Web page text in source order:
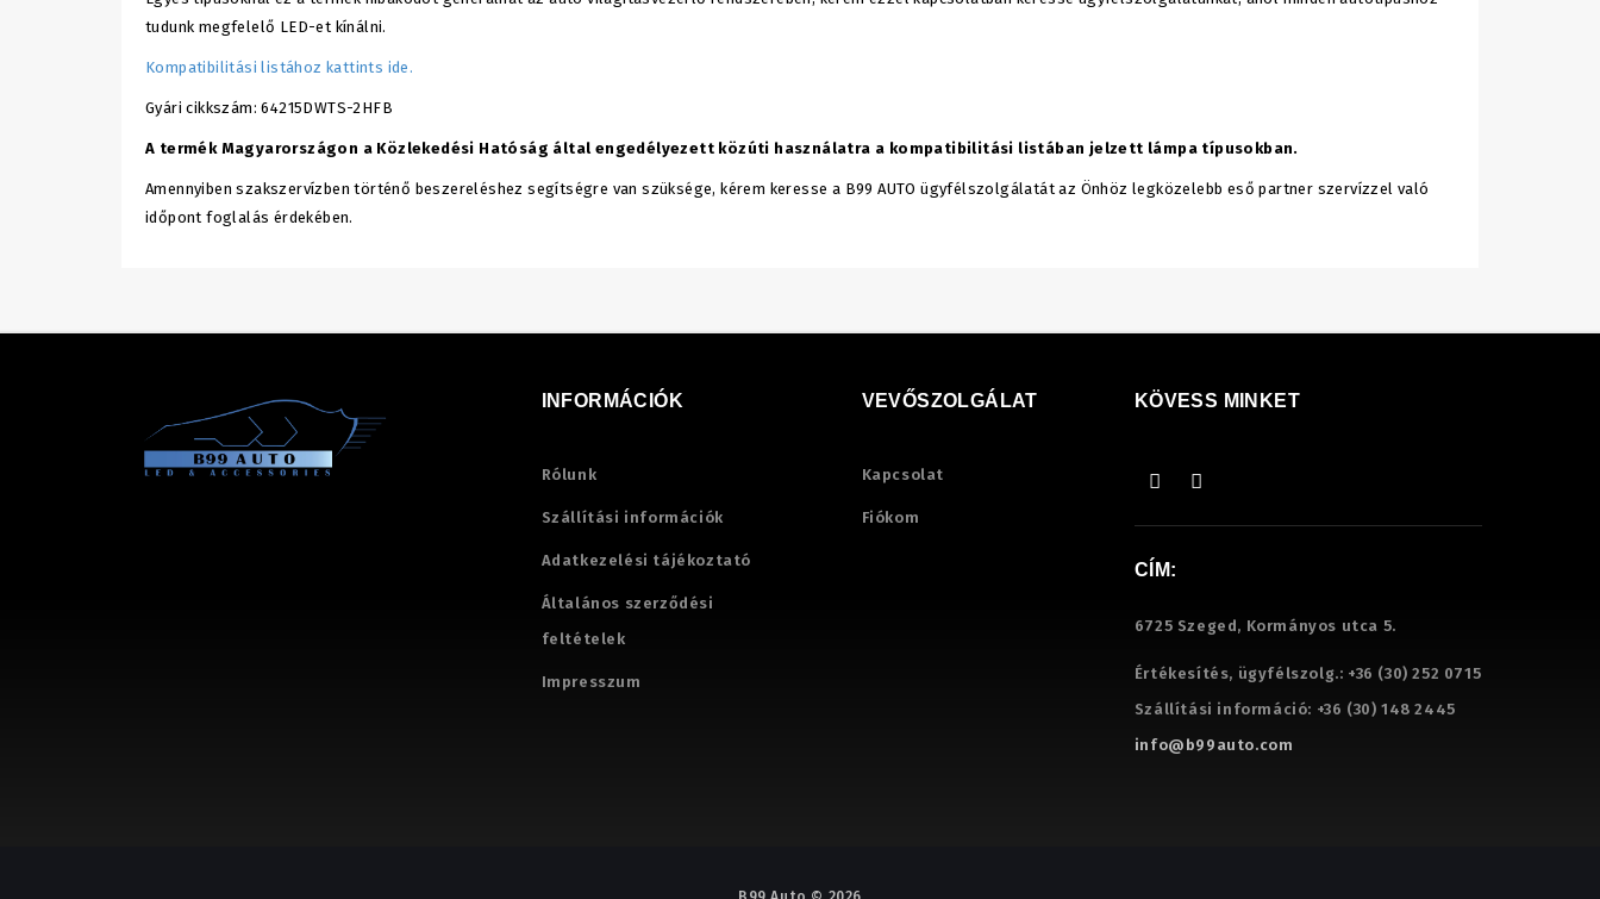
tudunk megfelelő LED-et kínálni.
Kompatibilitási listához kattints ide.
Gyári cikkszám: 64215DWTS-2HFB
A termék Magyarországon a Közlekedési Hatóság által engedélyezett közúti használatra a kompatibilitási listában jelzett lámpa típusokban.
Amennyiben szakszervízben történő beszereléshez segítségre van szüksége, kérem keresse a B99 AUTO ügyfélszolgálatát az Önhöz legközelebb eső partner szervízzel való
időpont foglalás érdekében.
INFORMÁCIÓK
Rólunk
Szállítási információk
Adatkezelési tájékoztató
Általános szerződési
feltételek
Impresszum
VEVŐSZOLGÁLAT
Kapcsolat
Fiókom
KÖVESS MINKET
CÍM:
6725 Szeged, Kormányos utca 5.
Értékesítés, ügyfélszolg.: +36 (30) 252 0715
Szállítási információ: +36 (30) 148 2445
info@b99auto.com